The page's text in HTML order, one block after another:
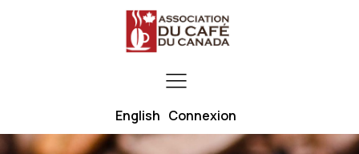
English Connexion